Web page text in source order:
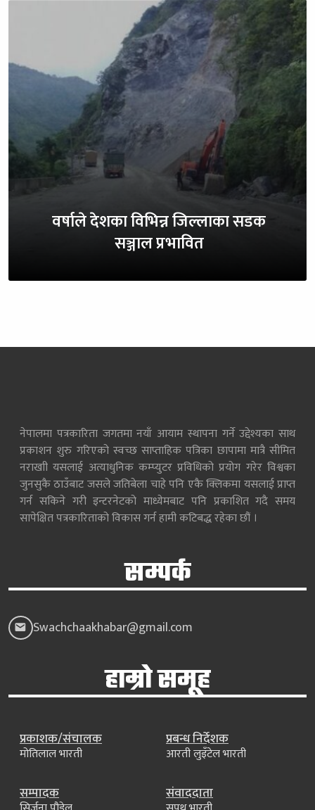
वर्षाले देशका विभिन्न जिल्लाका सडक
सञ्जाल प्रभावित
नेपालमा पत्रकारिता जगतमा नयाँ आयाम स्थापना गर्ने उद्देश्यका साथ
प्रकाशन शुरु गरिएको स्वच्छ साप्ताहिक पत्रिका छापामा मात्रै सीमित
नराखाी यसलाई अत्याधुनिक कम्प्युटर प्रविधिको प्रयोग गरेर विश्वका
जुनसुकै ठाउँबाट जसले जतिबेला चाहे पनि एकै क्लिकमा यसलाई प्राप्त
गर्न सकिने गरी इन्टरनेटको माध्येमबाट पनि प्रकाशित गदै समय
सापेक्षित पत्रकारिताको विकास गर्न हामी कटिबद्ध रहेका छौं ।
सम्पर्क
Swachchaakhabar@gmail.com
हाम्रो समूह
प्रकाशक/संचालक
मोतिलाल भारती
प्रबन्ध निर्देशक
आरती लुइँटेल भारती
सम्पादक संवाददाता